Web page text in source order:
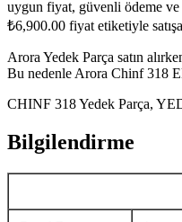
uygun fiyat, güvenli ödeme ve
₺6,900.00 fiyat etiketiyle
Arora Yedek Parça satın
Bu nedenle Arora Chinf 318
CHINF 318 Yedek Parça,
Bilgilendirme